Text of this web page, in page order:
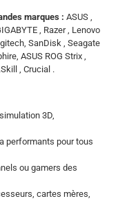
marques : ASUS ,
, Razer , Lenovo
SanDisk , Seagate
ASUS ROG Strix ,
, Crucial .
3D,
performants pour tous
ou gamers des
cartes mères,